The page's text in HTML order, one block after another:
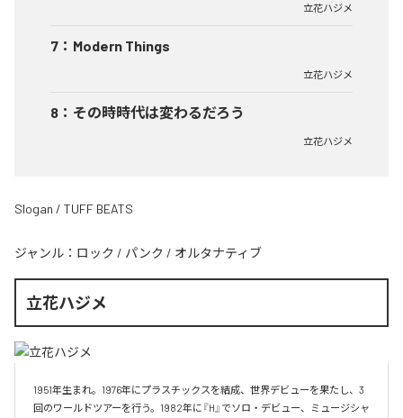
立花ハジメ
7 ： Modern Things
立花ハジメ
8 ： その時時代は変わるだろう
立花ハジメ
Slogan / TUFF BEATS
ジャンル： ロック / パンク / オルタナティブ
立花ハジメ
1951年生まれ。1976年にプラスチックスを結成、世界デビューを果たし、3
回のワールドツアーを行う。1982年に『H』でソロ・デビュー、ミュージシャ